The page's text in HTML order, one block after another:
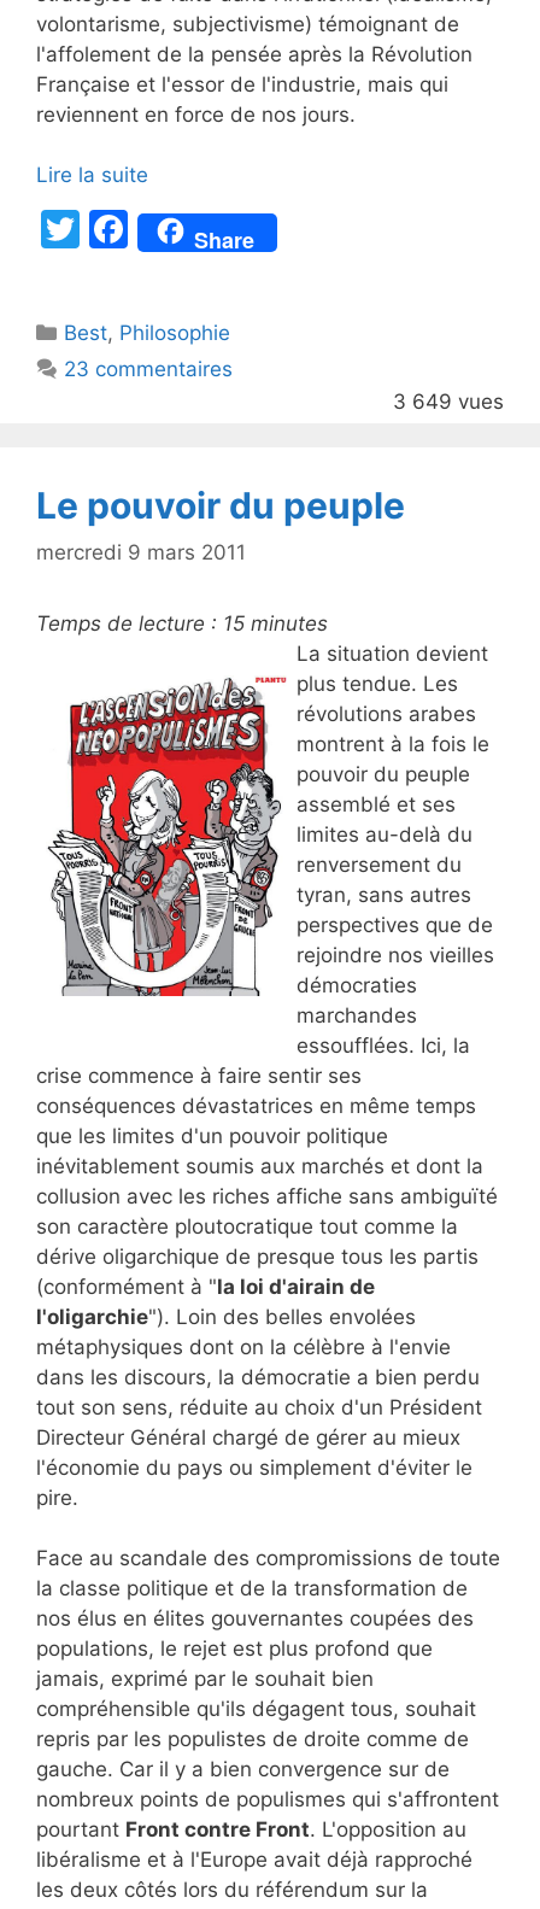
volontarisme, subjectivisme) témoignant de
l'affolement de la pensée après la Révolution
Française et l'essor de l'industrie, mais qui
reviennent en force de nos jours.
Lire la suite
T
er
F
a
e
b
k
Share
Catégories
Best, Philosophie
23 commentaires
3 649 vues
Le pouvoir du peuple
mercredi 9 mars 2011
Temps de lecture : 15 minutes
La situation devient
plus tendue. Les
révolutions arabes
montrent à la fois le
pouvoir du peuple
assemblé et ses
limites au-delà du
renversement du
tyran, sans autres
perspectives que de
rejoindre nos vieilles
démocraties
marchandes
essoufflées. Ici, la
crise commence à faire sentir ses
conséquences dévastatrices en même temps
que les limites d'un pouvoir politique
inévitablement soumis aux marchés et dont la
collusion avec les riches affiche sans ambiguïté
son caractère ploutocratique tout comme la
dérive oligarchique de presque tous les partis
(conformément à "la loi d'airain de
l'oligarchie"). Loin des belles envolées
métaphysiques dont on la célèbre à l'envie
dans les discours, la démocratie a bien perdu
tout son sens, réduite au choix d'un Président
Directeur Général chargé de gérer au mieux
l'économie du pays ou simplement d'éviter le
pire.
Face au scandale des compromissions de toute
la classe politique et de la transformation de
nos élus en élites gouvernantes coupées des
populations, le rejet est plus profond que
jamais, exprimé par le souhait bien
compréhensible qu'ils dégagent tous, souhait
repris par les populistes de droite comme de
gauche. Car il y a bien convergence sur de
nombreux points de populismes qui s'affrontent
pourtant Front contre Front. L'opposition au
libéralisme et à l'Europe avait déjà rapproché
les deux côtés lors du référendum sur la